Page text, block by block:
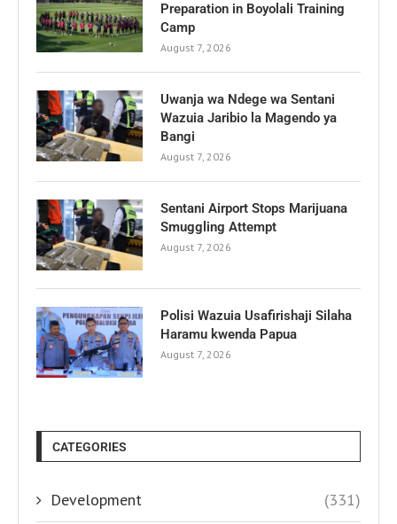
Preparation in Boyolali Training
Camp
August 7, 2026
Uwanja wa Ndege wa Sentani
Wazuia Jaribio la Magendo ya
Bangi
August 7, 2026
Sentani Airport Stops Marijuana
Smuggling Attempt
August 7, 2026
Polisi Wazuia Usafirishaji Silaha
Haramu kwenda Papua
August 7, 2026
CATEGORIES
Development (331)